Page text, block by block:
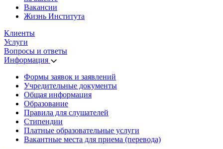
Вакансии
Жизнь Института
Клиенты
Услуги
Вопросы и ответы
Информация
Формы заявок и заявлений
Учредительные документы
Общая информация
Образование
Правила для слушателей
Стипендии
Платные образовательные услуги
Вакантные места для приема (перевода)